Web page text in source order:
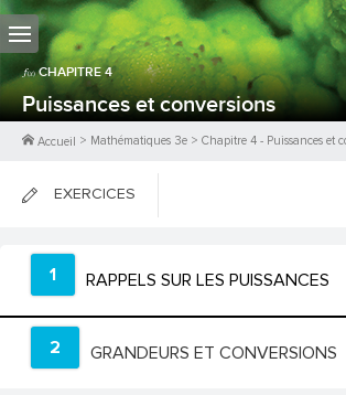
CHAPITRE4
Puissances et conversions
Accueil > Mathématiques 3e > Chapitre 4 - Puissances et
EXERCICES
FICHES DE COURS
0PTS
1 RAPPELS SUR LES PUISSANCES
2 GRANDEURS ET CONVERSIONS